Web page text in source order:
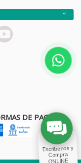
DE PAGO